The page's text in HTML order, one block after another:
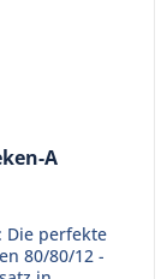
A
Die perfekte
80/80/12 -